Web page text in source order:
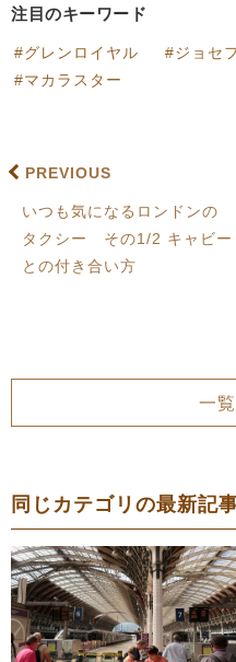
注目のキーワード
グレンロイヤル ジョセ
マカラスター
PREVIOUS
いつも気になるロンドンの
タクシー その1/2 キャビー
との付き合い方
一
同じカテゴリの最新記